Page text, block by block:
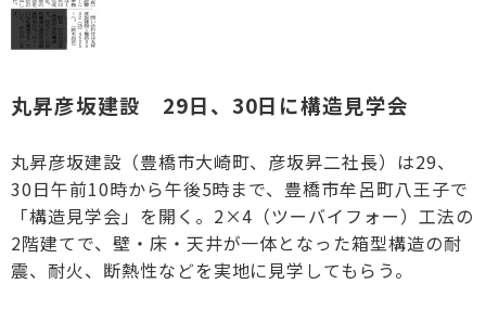
丸昇彦坂建設 29日、30日に構造見学会
丸昇彦坂建設（豊橋市大崎町、彦坂昇二社長）は29、
30日午前10時から午後5時まで、豊橋市牟呂町八王子で
「構造見学会」を開く。2×4（ツーバイフォー）工法の
2階建てで、壁・床・天井が一体となった箱型構造の耐
震、耐火、断熱性などを実地に見学してもらう。